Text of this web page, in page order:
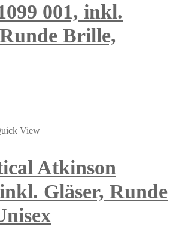
001, inkl.
Brille,
View
Atkinson
Gläser, Runde